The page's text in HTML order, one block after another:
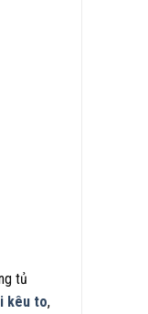
tủ
kêu to,